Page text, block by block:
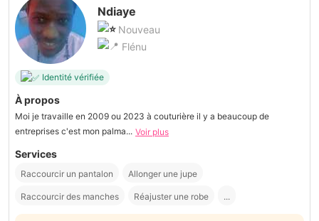
Ndiaye
Nouveau
Flénu
Identité vérifiée
À propos
Moi je travaille en 2009 ou 2023 à couturière il y a beaucoup de
entreprises c'est mon palma... Voir plus
Services
Raccourcir un pantalon Allonger une jupe
Raccourcir des manches Réajuster une robe ...